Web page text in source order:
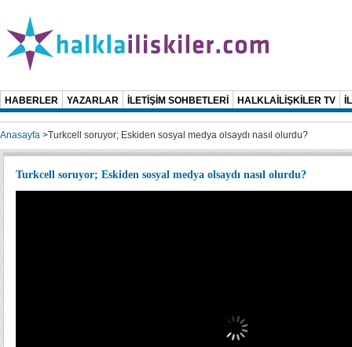
HABERLER YAZARLAR İLETİŞİM SOHBETLERİ HALKLAİLİŞKİLER TV
Anasayfa >Turkcell soruyor; Eskiden sosyal medya olsaydı nasıl olurdu?
Turkcell soruyor; Eskiden sosyal medya olsaydı nasıl olurdu?